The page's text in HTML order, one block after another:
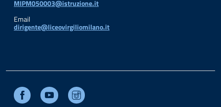
MIPM050003@istruzione.it
Email
dirigente@liceovirgiliomilano.it
Facebook Youtube